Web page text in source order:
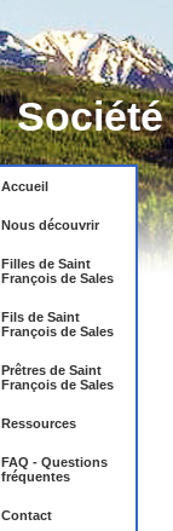
Accueil
Nous découvrir
Filles de Saint
François de Sales
Fils de Saint
François de Sales
Prêtres de Saint
François de Sales
Ressources
FAQ - Questions
fréquentes
Contact